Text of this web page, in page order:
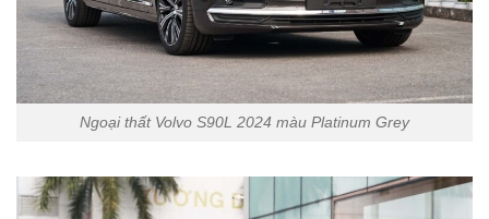
Ngoại thất Volvo S90L 2024 màu Platinum Grey